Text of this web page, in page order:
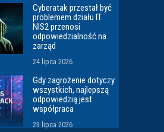
Cyberatak przestał być
problemem działu IT.
NIS2 przenosi
odpowiedzialność na
zarząd
24 lipca 2026
Gdy zagrożenie dotyczy
wszystkich, najlepszą
odpowiedzią jest
współpraca
23 lipca 2026